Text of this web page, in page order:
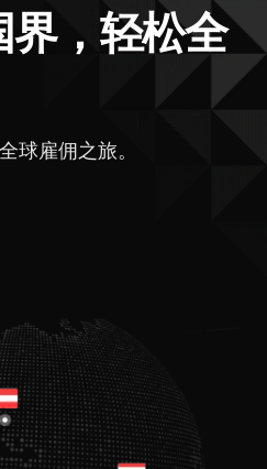
界，轻松全
球雇佣之旅。